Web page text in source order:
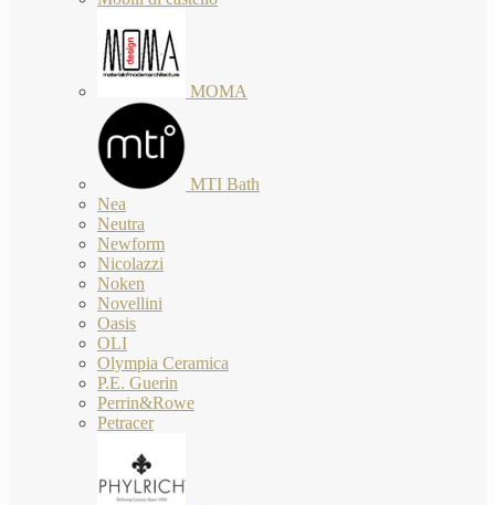
MOMA
MTI Bath
Nea
Neutra
Newform
Nicolazzi
Noken
Novellini
Oasis
OLI
Olympia Ceramica
P.E. Guerin
Perrin&Rowe
Petracer